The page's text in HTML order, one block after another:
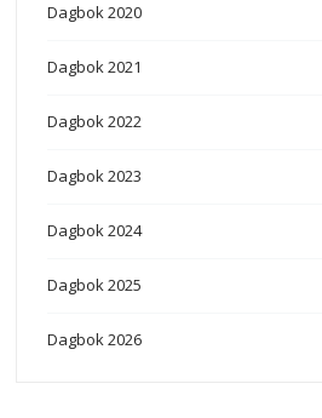
Dagbok 2020
Dagbok 2021
Dagbok 2022
Dagbok 2023
Dagbok 2024
Dagbok 2025
Dagbok 2026